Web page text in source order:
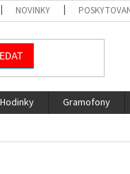
NOVINKY
Hodinky Gramofony